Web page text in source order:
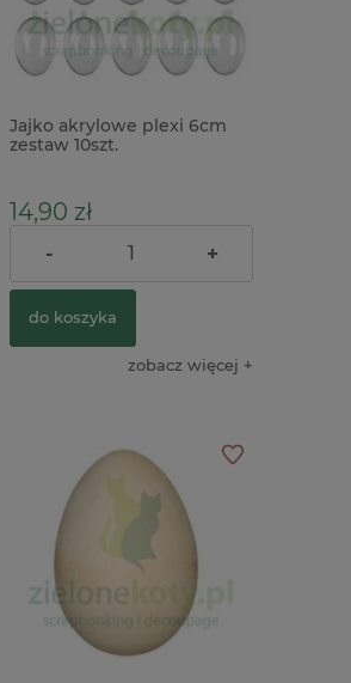
Jajko akrylowe plexi 6cm
zestaw 10szt.
14,90 zł
Cena regularna: 19,90 zł
- +
do koszyka
zobacz więcej